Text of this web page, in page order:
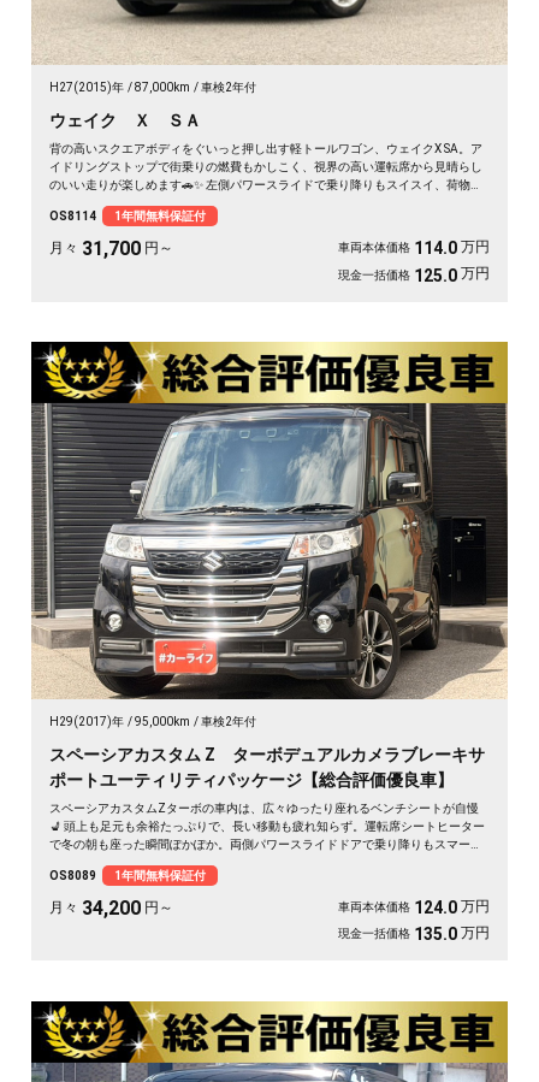
H27(2015)年 87,000km 車検2年付
ウェイク Ｘ ＳＡ
背の高いスクエアボディをぐいっと押し出す軽トールワゴン、ウェイクX SA。ア
イドリングストップで街乗りの燃費もかしこく、視界の高い運転席から見晴らし
のいい走りが楽しめます🚗✨ 左側パワースライドで乗り降りもスイスイ、荷物の
にも通勤の足にもぴったりの一台です。天井の高い車内で、休日のギア積みも余
裕ですよ💫👍《1年保証付》
OS8114 1年間無料保証付
月々 31,700 円～ 車両本体価格 114.0 万円
現金一括価格 125.0 万円
H29(2017)年 95,000km 車検2年付
スペーシアカスタム Z ターボデュアルカメラブレーキサ
ポートユーティリティパッケージ【総合評価優良車】
スペーシアカスタムZターボの車内は、広々ゆったり座れるベンチシートが自慢
💺 頭上も足元も余裕たっぷりで、長い移動も疲れ知らず。運転席シートヒーター
で冬の朝も座った瞬間ぽかぽか。両側パワースライドドアで乗り降りもスマー
の遠出に、心地よい空間が待っています🎵 快適な毎日をこの一台から。《1年保
証付》で安心のカーライフを👍✨
OS8089 1年間無料保証付
月々 34,200 円～ 車両本体価格 124.0 万円
現金一括価格 135.0 万円